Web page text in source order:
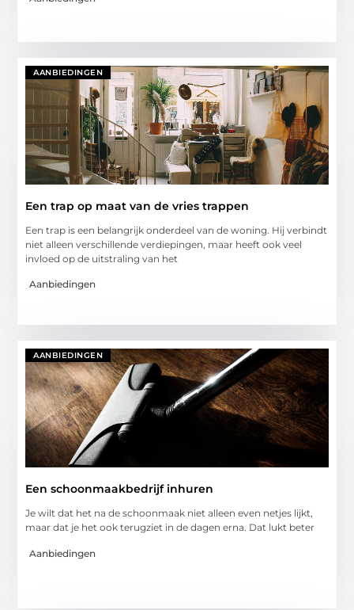
AANBIEDINGEN
Een trap op maat van de vries trappen
Een trap is een belangrijk onderdeel van de woning. Hij verbindt
niet alleen verschillende verdiepingen, maar heeft ook veel
invloed op de uitstraling van het
Aanbiedingen
AANBIEDINGEN
Een schoonmaakbedrijf inhuren
Je wilt dat het na de schoonmaak niet alleen even netjes lijkt,
maar dat je het ook terugziet in de dagen erna. Dat lukt beter
Aanbiedingen